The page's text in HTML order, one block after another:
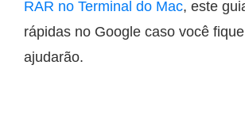
RAR no Terminal do Mac, este
rápidas no Google caso você
ajudarão.